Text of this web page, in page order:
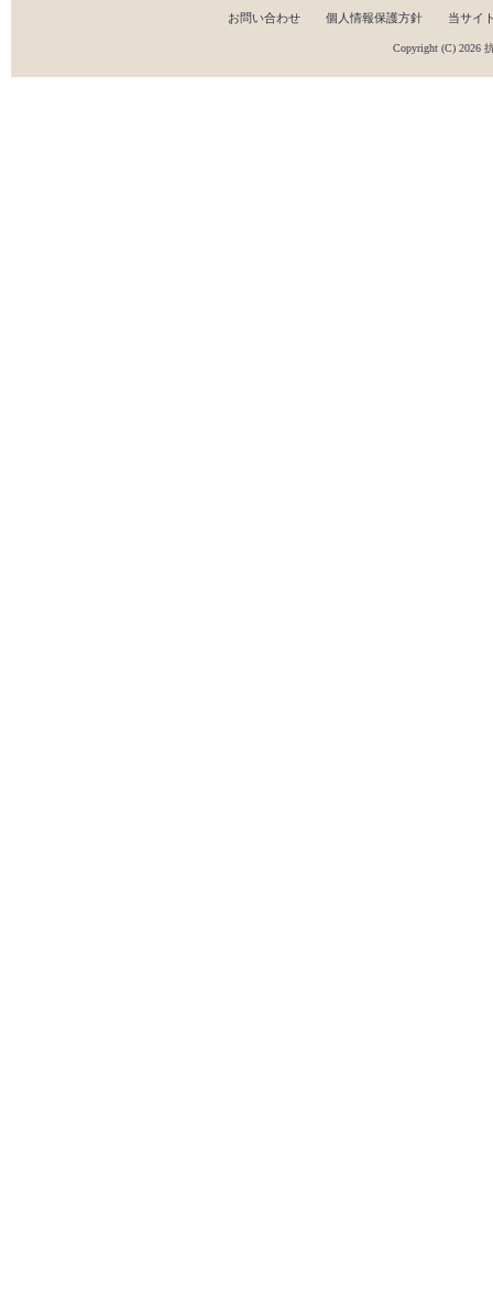
お問い合わせ 個人情報保護方針 当サイ
Copyright (C) 2026